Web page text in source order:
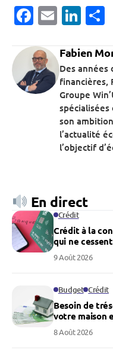
Facebook
Email
Fabien
Des années
financières,
Groupe
son
l’actualité
l’objectif
En direct
Crédit
Crédit à la
qui ne
9 Août 2026
Budget Crédit
Besoin de
votre maison
8 Août 2026